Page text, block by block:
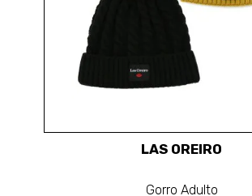
LAS OREIRO
Gorro Adulto